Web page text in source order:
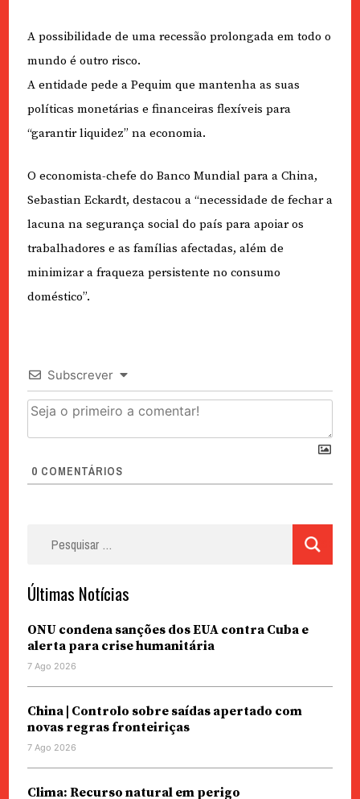
A possibilidade de uma recessão prolongada em todo o
mundo é outro risco.
A entidade pede a Pequim que mantenha as suas
políticas monetárias e financeiras flexíveis para
“garantir liquidez” na economia.
O economista-chefe do Banco Mundial para a China,
Sebastian Eckardt, destacou a “necessidade de fechar a
lacuna na segurança social do país para apoiar os
trabalhadores e as famílias afectadas, além de
minimizar a fraqueza persistente no consumo
doméstico”.
Subscrever
0 COMENTÁRIOS
Últimas Notícias
ONU condena sanções dos EUA contra Cuba e
alerta para crise humanitária
7 Ago 2026
China | Controlo sobre saídas apertado com
novas regras fronteiriças
7 Ago 2026
Clima: Recurso natural em perigo